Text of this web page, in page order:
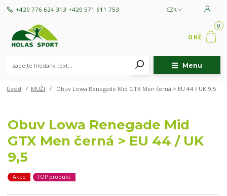
Menu
CZK
+420 776 624 313 +420 571 611 753
0
0 Kč
Úvod MUŽI Obuv Lowa Renegade Mid GTX Men černá > EU 44 / UK 9,5
Obuv Lowa Renegade Mid
GTX Men černá > EU 44 / UK
9,5
Akce TOP produkt